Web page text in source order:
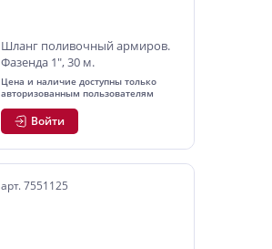
Шланг поливочный армиров.
Фазенда 1", 30 м.
Цена и наличие доступны только
авторизованным пользователям
Войти
арт. 7551125